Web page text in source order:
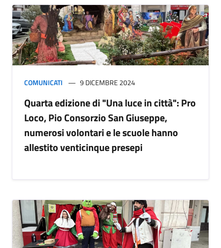
COMUNICATI 9 DICEMBRE 2024
Quarta edizione di "Una luce in città": Pro
Loco, Pio Consorzio San Giuseppe,
numerosi volontari e le scuole hanno
allestito venticinque presepi